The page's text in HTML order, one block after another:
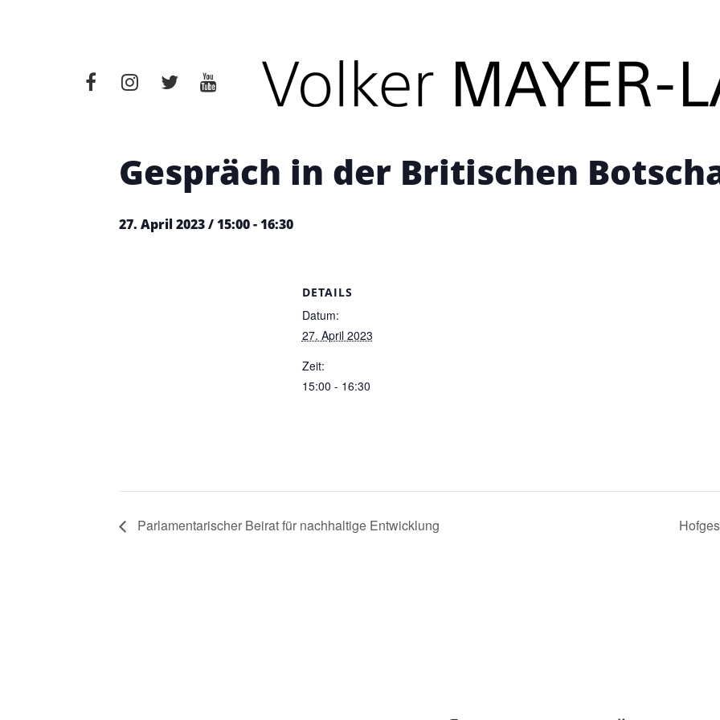
Diese Veranstaltung hat bereits stattgefunden.
Gespräch in der Britischen
27. April 2023 / 15:00-16:30
DETAILS
Datum:
27. April 2023
Zeit:
15:00 - 16:30
Parlamentarischer Beirat für nachhaltige Entwicklung